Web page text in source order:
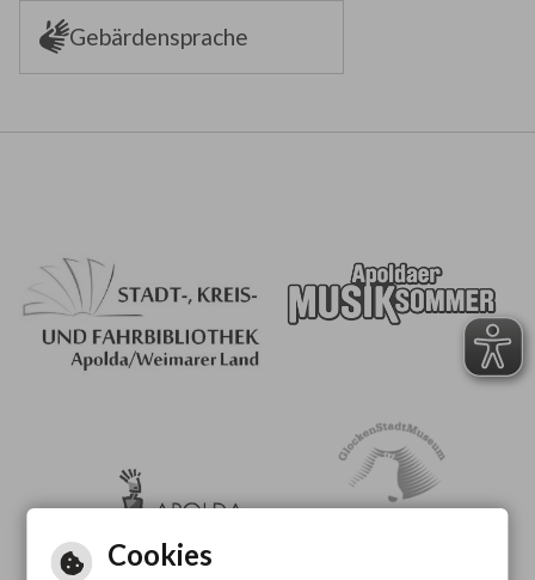
Gebärdensprache
Cookies